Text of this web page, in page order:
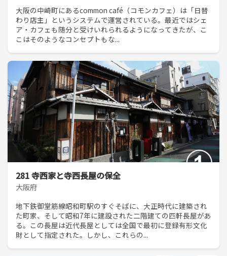
大阪の中崎町にあるcommon café（コモンカフェ）は「日替
わり店主」というシステムで運営されている。最近ではシェ
ア・カフェも随分と受けいれられるようになってきたが、こ
こはそのようなコンセプトもな...
281 寺西家と寺西長屋の保全
大阪府
地下鉄御堂筋線昭和町駅のすぐそばに、大正時代に建築され
た町家、そして昭和7年に建設された二階建ての四軒長屋があ
る。この長屋は近代長屋としては全国で最初に登録有形文化
財として指定された。しかし、これらの...